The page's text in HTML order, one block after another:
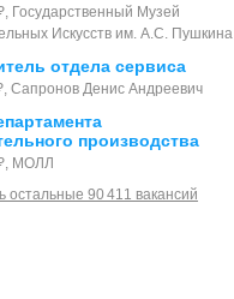
Государственный Музей
Искусств им. А.С. Пушкина
отдела сервиса
Сапронов Денис Андреевич
производства
МОЛЛ
остальные 90 411 вакансий